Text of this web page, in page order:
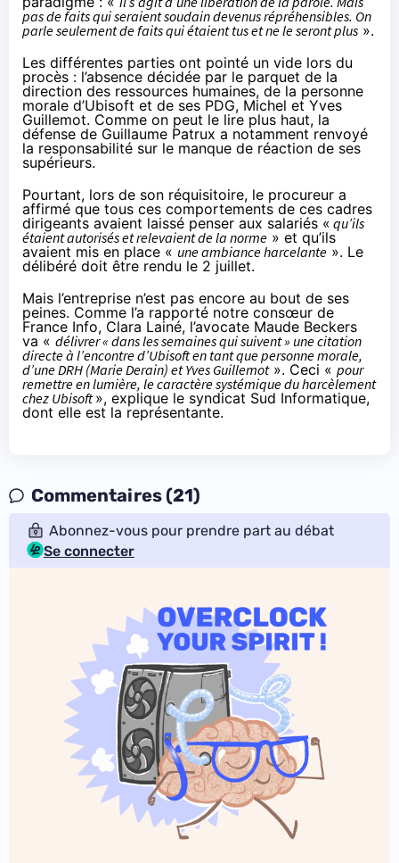
pas de faits qui seraient soudain devenus répréhensibles. On
parle seulement de faits qui étaient tus et ne le seront plus ».
Les différentes parties ont pointé un vide lors du
procès : l’absence décidée par le parquet de la
direction des ressources humaines, de la personne
morale d’Ubisoft et de ses PDG, Michel et Yves
Guillemot. Comme on peut le lire plus haut, la
défense de Guillaume Patrux a notamment renvoyé
la responsabilité sur le manque de réaction de ses
supérieurs.
Pourtant, lors de son réquisitoire, le procureur a
affirmé que tous ces comportements de ces cadres
dirigeants avaient laissé penser aux salariés « qu’ils
étaient autorisés et relevaient de la norme » et qu’ils
avaient mis en place « une ambiance harcelante ». Le
délibéré doit être rendu le 2 juillet.
Mais l’entreprise n’est pas encore au bout de ses
peines. Comme l’a rapporté notre consœur de
France Info, Clara Lainé, l’avocate Maude Beckers
va « délivrer « dans les semaines qui suivent » une citation
directe à l’encontre d’Ubisoft en tant que personne morale,
d’une DRH (Marie Derain) et Yves Guillemot». Ceci « pour
remettre en lumière, le caractère systémique du harcèlement
chez Ubisoft», explique le syndicat Sud Informatique,
dont elle est la représentante.
Commentaires (21)
Abonnez-vous pour prendre part au débat
Se connecter